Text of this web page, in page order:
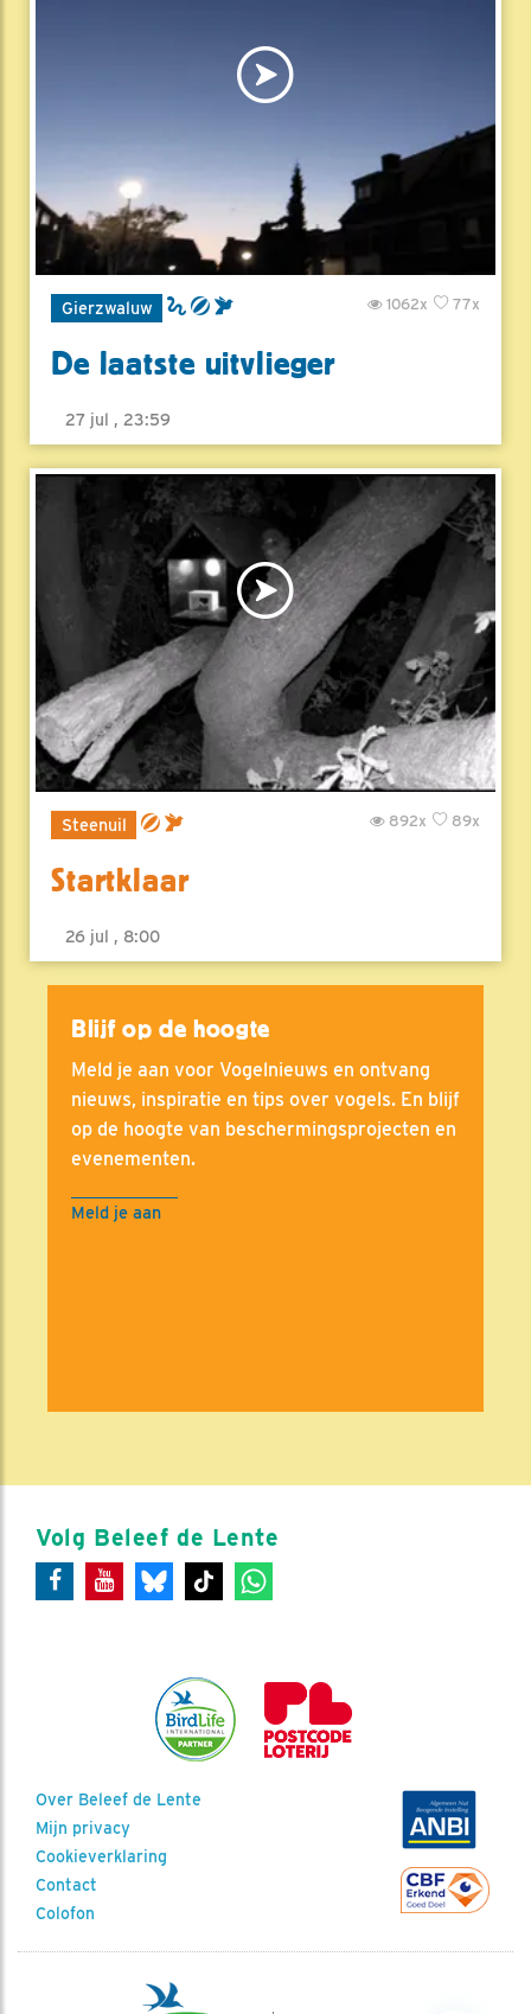
Gierzwaluw 77x
1062x
De laatste uitvlieger
27 jul , 23:59
Steenuil 89x
892x
Startklaar
26 jul , 8:00
Blijf op de hoogte
Meld je aan voor Vogelnieuws en ontvang
nieuws, inspiratie en tips over vogels. En blijf
op de hoogte van beschermingsprojecten en
evenementen.
Meld je aan
Volg Beleef de Lente
Over Beleef de Lente
Mijn privacy
Cookieverklaring
Contact
Colofon